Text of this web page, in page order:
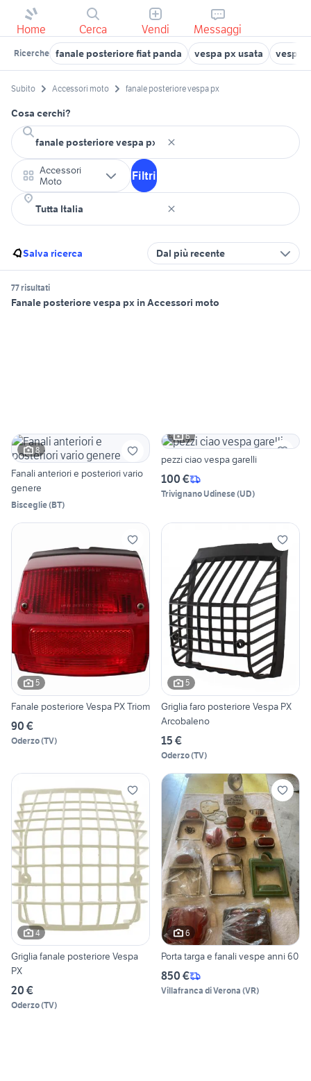
Home Cerca Vendi Messaggi
Ricerche fanale posteriore fiat panda vespa px usata vespa
Subito Accessori moto fanale posteriore vespa px
Cosa cerchi?
Accessori
Moto
Filtri
Salva ricerca Dal più recente
77 risultati
Fanale posteriore vespa px in Accessori moto
8
Fanali anteriori e posteriori vario
genere
Bisceglie(BT)
6
pezzi ciao vespa garelli
100 €
Trivignano Udinese(UD)
5
Fanale posteriore Vespa PX Triom
90 €
Oderzo(TV)
5
Griglia faro posteriore Vespa PX
Arcobaleno
15 €
Oderzo(TV)
4
Griglia fanale posteriore Vespa
PX
20 €
Oderzo(TV)
6
Porta targa e fanali vespe anni 60
850 €
Villafranca di Verona (VR)